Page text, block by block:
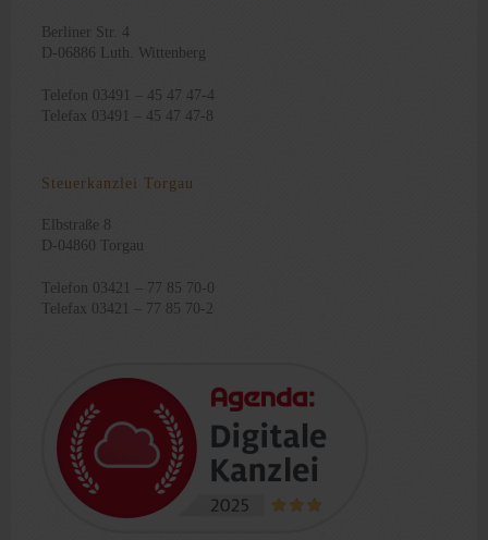
Berliner Str. 4
D-06886 Luth. Wittenberg
Telefon 03491 – 45 47 47-4
Telefax 03491 – 45 47 47-8
Steuerkanzlei Torgau
Elbstraße 8
D-04860 Torgau
Telefon 03421 – 77 85 70-0
Telefax 03421 – 77 85 70-2